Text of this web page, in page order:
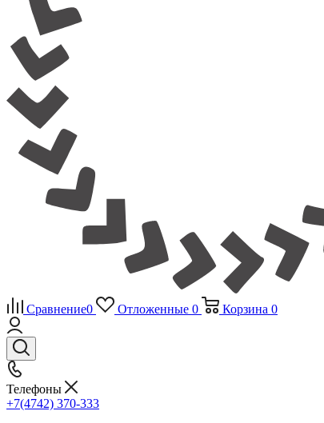
Сравнение0 Отложенные 0 Корзина 0
Телефоны
+7(4742) 370-333